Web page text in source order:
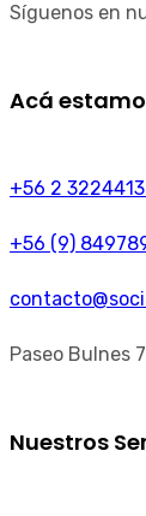
Síguenos en
Acá
+56 2
+56 (9)
Paseo Bulnes
Nuestros